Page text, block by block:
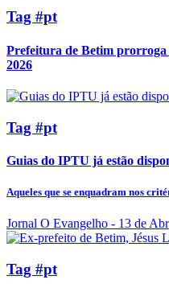
Tag #pt
Prefeitura de Betim
2026
Tag #pt
Guias do IPTU já estão
Aqueles que se enquadram nos
Jornal O Evangelho - 13 de Abr
Tag #pt